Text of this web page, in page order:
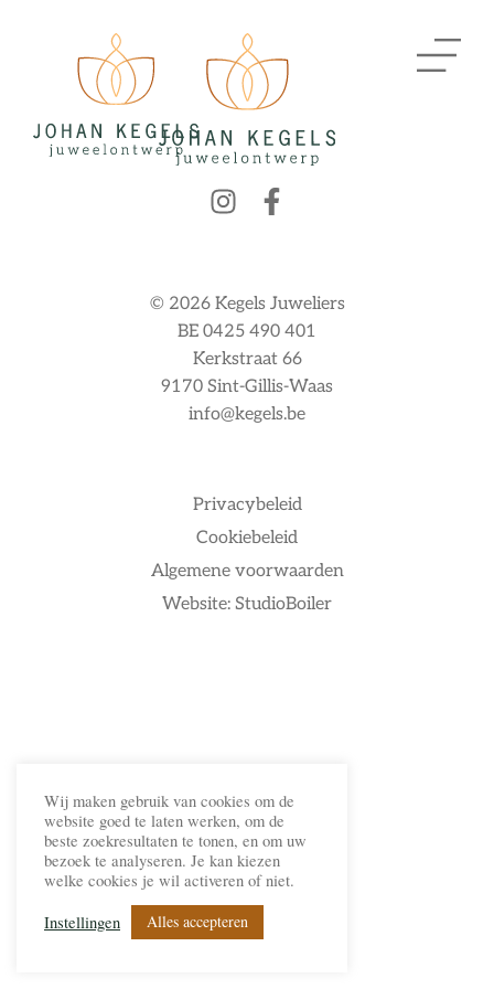
Privacybeleid
Cookiebeleid
Algemene voorwaarden
Website: StudioBoiler
© 2026 Kegels Juweliers
BE 0425 490 401
Kerkstraat 66
9170 Sint-Gillis-Waas
info@kegels.be
Wij maken gebruik van cookies om de
website goed te laten werken, om de
beste zoekresultaten te tonen, en om uw
bezoek te analyseren. Je kan kiezen
welke cookies je wil activeren of niet.
Instellingen
Alles accepteren